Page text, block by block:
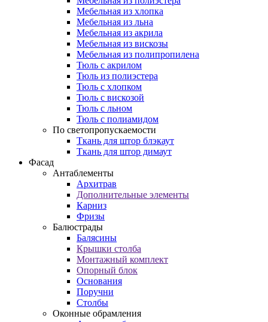
Мебельная из хлопка
Мебельная из льна
Мебельная из акрила
Мебельная из вискозы
Мебельная из полипропилена
Тюль с акрилом
Тюль из полиэстера
Тюль с хлопком
Тюль с вискозой
Тюль с льном
Тюль с полиамидом
По светопропускаемости
Ткань для штор блэкаут
Ткань для штор димаут
Фасад
Антаблементы
Архитрав
Дополнительные элементы
Карниз
Фризы
Балюстрады
Балясины
Крышки столба
Монтажный комплект
Опорный блок
Основания
Поручни
Столбы
Оконные обрамления